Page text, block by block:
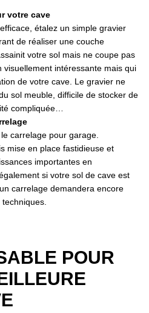
votre cave
étalez un simple gravier
de réaliser une couche
votre sol mais ne coupe pas
visuellement intéressante mais qui
de votre cave. Le gravier ne
sol meuble, difficile de stocker de
compliquée…
carrelage pour garage.
mise en place fastidieuse et
importantes en
si votre sol de cave est
carrelage demandera encore
POUR